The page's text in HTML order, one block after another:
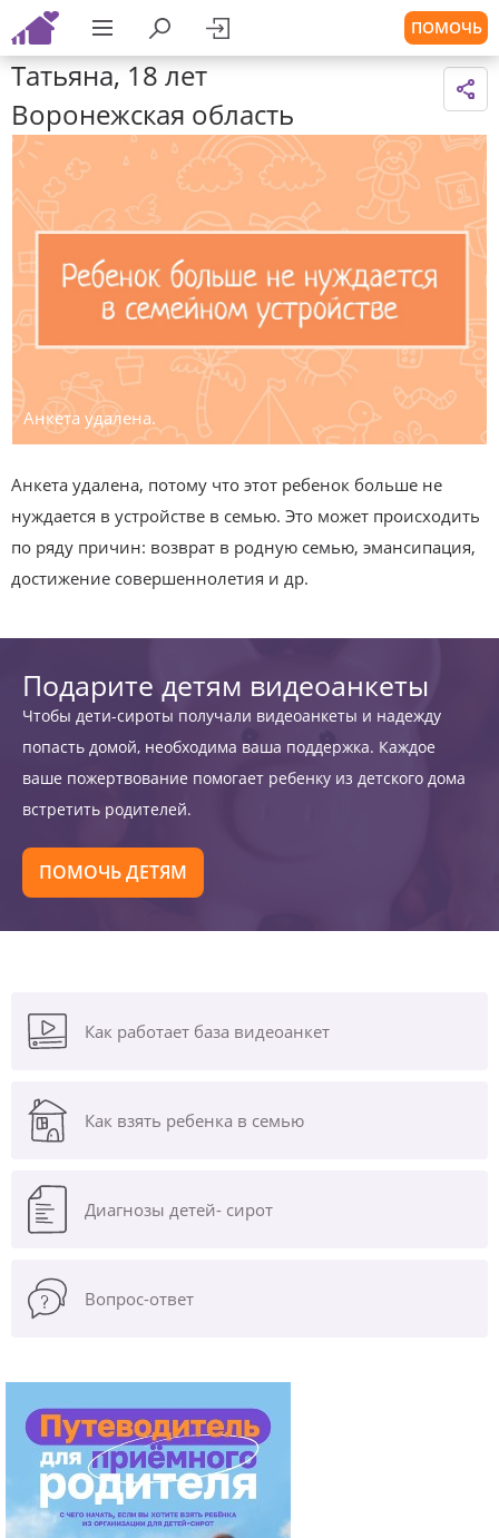
ПОМОЧЬ
Татьяна, 18 лет
Воронежская область
Анкета удалена.
Анкета удалена, потому что этот ребенок больше не
нуждается в устройстве в семью. Это может происходить
по ряду причин: возврат в родную семью, эмансипация,
достижение совершеннолетия и др.
Подарите детям видеоанкеты
Чтобы дети-сироты получали видеоанкеты и надежду
попасть домой, необходима ваша поддержка. Каждое
ваше пожертвование помогает ребенку из детского дома
встретить родителей.
ПОМОЧЬ ДЕТЯМ
Как работает база видеоанкет
Как взять ребенка в семью
Диагнозы детей- сирот
Вопрос-ответ